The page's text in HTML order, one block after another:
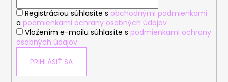
Registráciou súhlasíte s obchodnými podmienkami
a podmienkami ochrany osobných údajov
Vložením e-mailu súhlasíte s podmienkami ochrany
osobných údajov
PRIHLÁSIŤ SA